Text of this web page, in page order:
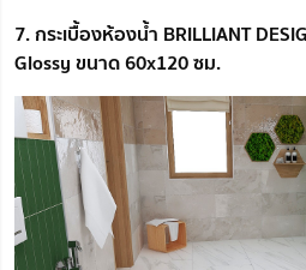
7. กระเบื้องห้องน้ำ BRILLIANT
Glossy ขนาด 60x120 ซม.